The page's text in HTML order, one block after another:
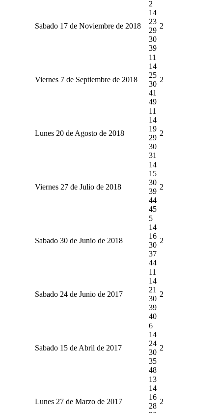
Sabado 17 de Noviembre de 2018
2
14
23
29
30
39
2
Viernes 7 de Septiembre de 2018
11
14
25
30
41
49
2
Lunes 20 de Agosto de 2018
11
14
19
29
30
31
2
Viernes 27 de Julio de 2018
14
15
30
39
44
45
2
Sabado 30 de Junio de 2018
5
14
16
30
37
44
2
Sabado 24 de Junio de 2017
11
14
21
30
39
40
2
Sabado 15 de Abril de 2017
6
14
24
30
35
48
2
Lunes 27 de Marzo de 2017
13
14
16
28
2